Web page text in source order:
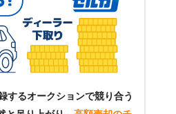
するオークションで競り合う